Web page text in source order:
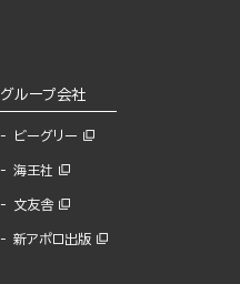
グループ会社
ビーグリー
海王社
文友舎
新アポロ出版